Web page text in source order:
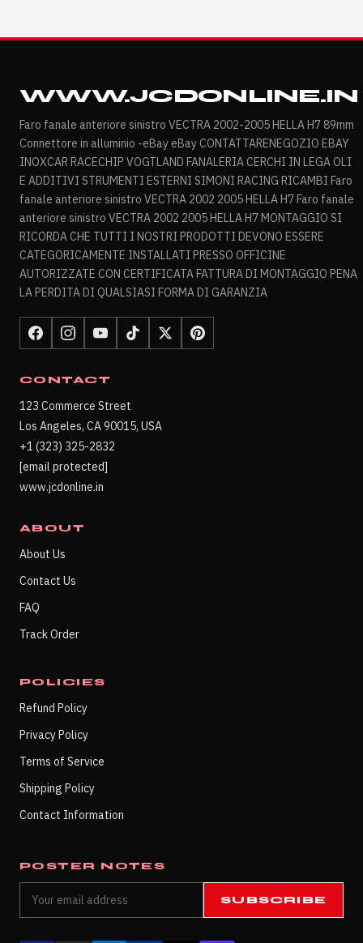
WWW.JCDONLINE.IN
Faro fanale anteriore sinistro VECTRA 2002-2005 HELLA H7 89mm
Connettore in alluminio -eBay eBay CONTATTARENEGOZIO EBAY
INOXCAR RACECHIP VOGTLAND FANALERIA CERCHI IN LEGA OLI
E ADDITIVI STRUMENTI ESTERNI SIMONI RACING RICAMBI Faro
fanale anteriore sinistro VECTRA 2002 2005 HELLA H7 Faro fanale
anteriore sinistro VECTRA 2002 2005 HELLA H7 MONTAGGIO SI
RICORDA CHE TUTTI I NOSTRI PRODOTTI DEVONO ESSERE
CATEGORICAMENTE INSTALLATI PRESSO OFFICINE
AUTORIZZATE CON CERTIFICATA FATTURA DI MONTAGGIO PENA
LA PERDITA DI QUALSIASI FORMA DI GARANZIA
CONTACT
123 Commerce Street
Los Angeles, CA 90015, USA
+1 (323) 325-2832
[email protected]
www.jcdonline.in
ABOUT
About Us
Contact Us
FAQ
Track Order
POLICIES
Refund Policy
Privacy Policy
Terms of Service
Shipping Policy
Contact Information
POSTER NOTES
SUBSCRIBE